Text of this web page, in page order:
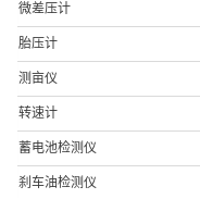
微差压计
胎压计
测亩仪
转速计
蓄电池检测仪
刹车油检测仪